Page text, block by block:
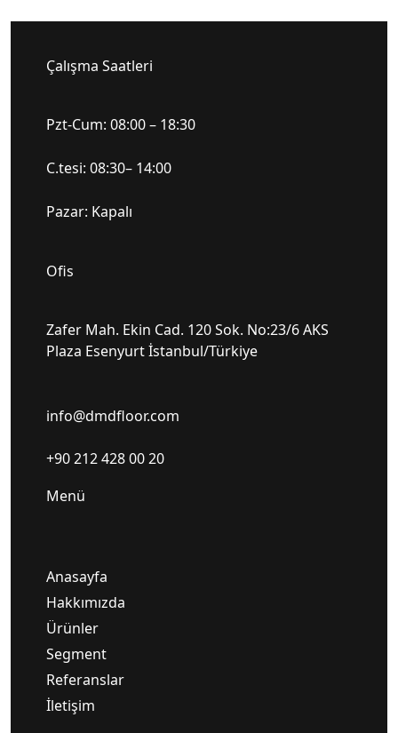
Çalışma Saatleri
Pzt-Cum: 08:00 – 18:30
C.tesi: 08:30– 14:00
Pazar: Kapalı
Ofis
Zafer Mah. Ekin Cad. 120 Sok. No:23/6 AKS
Plaza Esenyurt İstanbul/Türkiye
info@dmdfloor.com
+90 212 428 00 20
Menü
Anasayfa
Hakkımızda
Ürünler
Segment
Referanslar
İletişim